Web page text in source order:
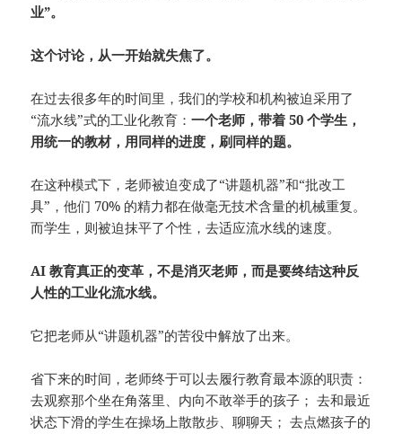
业”。
这个讨论，从一开始就失焦了。
在过去很多年的时间里，我们的学校和机构被迫采用了
“流水线”式的工业化教育：一个老师，带着 50 个学生，
用统一的教材，用同样的进度，刷同样的题。
在这种模式下，老师被迫变成了“讲题机器”和“批改工
具”，他们 70% 的精力都在做毫无技术含量的机械重复。
而学生，则被迫抹平了个性，去适应流水线的速度。
AI 教育真正的变革，不是消灭老师，而是要终结这种反
人性的工业化流水线。
它把老师从“讲题机器”的苦役中解放了出来。
省下来的时间，老师终于可以去履行教育最本源的职责：
去观察那个坐在角落里、内向不敢举手的孩子； 去和最近
状态下滑的学生在操场上散散步、聊聊天； 去点燃孩子的